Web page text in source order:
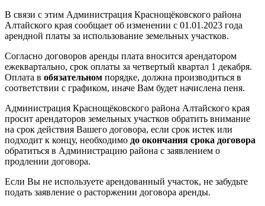
В связи с этим Администрация Краснощёковского района
Алтайского края сообщает об изменении с 01.01.2023 года
арендной платы за использование земельных участков.
Согласно договоров аренды плата вносится арендатором
ежеквартально, срок оплаты за четвертый квартал 1 декабря.
Оплата в обязательном порядке, должна производиться в
соответствии с графиком, иначе Вам будет начислена пеня.
Администрация Краснощёковского района Алтайского края
просит арендаторов земельных участков обратить внимание
на срок действия Вашего договора, если срок истек или
подходит к концу, необходимо до окончания срока договора
обратиться в Администрацию района с заявлением о
продлении договора.
Если Вы не используете арендованный участок, не забудьте
подать заявление о расторжении договора аренды.